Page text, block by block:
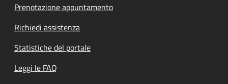
Prenotazione appuntamento
Richiedi assistenza
Statistiche del portale
Leggi le FAQ